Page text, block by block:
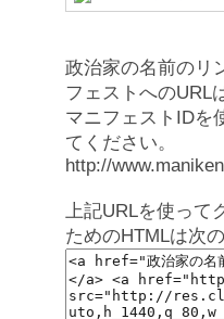
政治家の名前のリ
フェストへのURL
マニフェストIDを
てください。
http://
上記URLを使って
ためのHTMLは次